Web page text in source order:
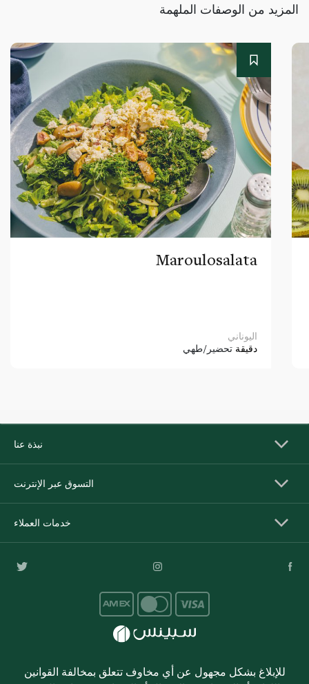
المزيد من الوصفات الملهمة
Maroulosalata
اليوناني
دقيقة تحضير/طهي
نبذة عنا
التسوق عبر الإنترنت
خدمات العملاء
للإبلاغ بشكل مجهول عن أي مخاوف تتعلق بمخالفة القوانين